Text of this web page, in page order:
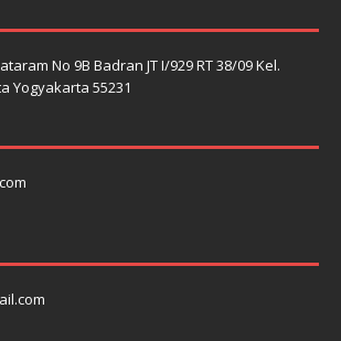
No 9B Badran JT I/929 RT 38/09 Kel.
Yogyakarta 55231